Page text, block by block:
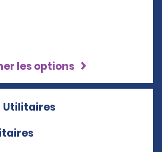
les options
Utilitaires